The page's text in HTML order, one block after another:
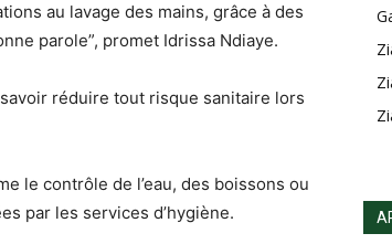
au lavage des mains, grâce à des
parole”, promet Idrissa Ndiaye.
réduire tout risque sanitaire lors
le contrôle de l’eau, des boissons ou
par les services d’hygiène.